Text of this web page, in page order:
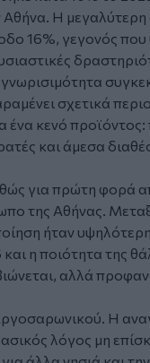
Αθήνα. Η
16%, γεγονός που
σχετικά
ένα κενό
και άμεσα
για πρώτη φορά
της Αθήνας.
ήταν
η ποιότητα της
αλλά
Η
λόγος μη